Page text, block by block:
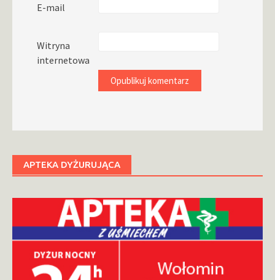
E-mail
Witryna
internetowa
APTEKA DYŻURUJĄCA